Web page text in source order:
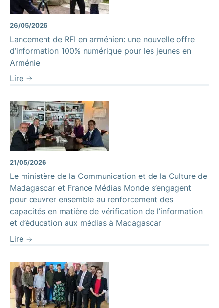
26/05/2026
Lancement de RFI en arménien: une nouvelle offre
d’information 100% numérique pour les jeunes en
Arménie
Lire
21/05/2026
Le ministère de la Communication et de la Culture de
Madagascar et France Médias Monde s’engagent
pour œuvrer ensemble au renforcement des
capacités en matière de vérification de l’information
et d’éducation aux médias à Madagascar
Lire